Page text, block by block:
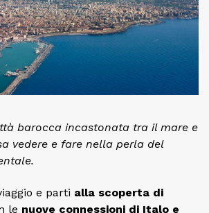
barocca incastonata tra il mare e
vedere e fare nella perla del
e parti alla scoperta di
le nuove connessioni di Italo e